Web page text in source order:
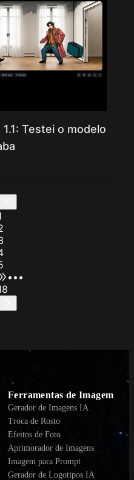
Testei o modelo
•••
Ferramentas de Imagem
Gerador de Imagens IA
Troca de Rosto
Efeitos de Foto
Aprimorador de Imagens
Imagem para Prompt
Gerador de Logotipos IA